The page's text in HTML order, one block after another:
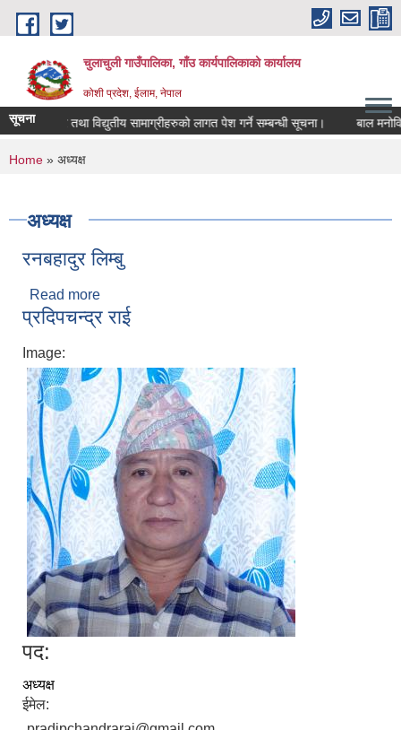
Skip to main content
चुलाचुली गाउँपालिका, गाँउ कार्यपालिकाको कार्यालय
कोशी प्रदेश, ईलाम, नेपाल
सूचना
काम्प्युटर तथा विद्युतीय सामाग्रीहरुको लागत पेश गर्ने सम्बन्धी सूचना। बाल
You are here
Home » अध्यक्ष
अध्यक्ष
रनबहादुर लिम्बु
Read more
प्रदिपचन्द्र राई
Image:
पद:
अध्यक्ष
ईमेल: